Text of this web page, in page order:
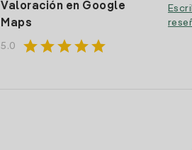
Valoración en Google
Maps
5.0 starstarstarstarstar